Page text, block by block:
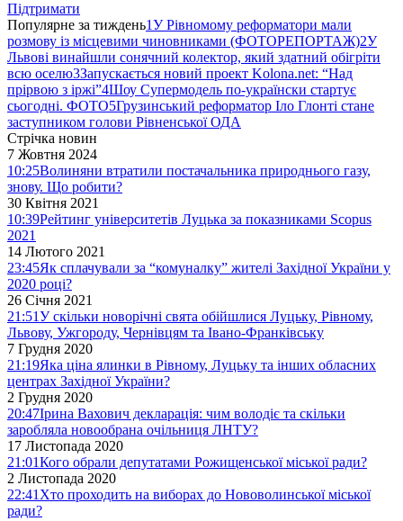
Підтримати
Популярне за тиждень1У Рівномому реформатори мали
розмову із місцевими чиновниками (ФОТОРЕПОРТАЖ)2У
Львові винайшли сонячний колектор, який здатний обігріти
всю оселю3Запускається новий проект Kolona.net: “Над
прірвою з іржі”4Шоу Супермодель по-українски стартує
сьогодні. ФОТО5Грузинський реформатор Іло Глонті стане
заступником голови Рівненської ОДА
Стрічка новин
7 Жовтня 2024
10:25Волиняни втратили постачальника природнього газу,
знову. Що робити?
30 Квітня 2021
10:39Рейтинг університетів Луцька за показниками Scopus
2021
14 Лютого 2021
23:45Як сплачували за “комуналку” жителі Західної України у
2020 році?
26 Січня 2021
21:51У скільки новорічні свята обійшлися Луцьку, Рівному,
Львову, Ужгороду, Чернівцям та Івано-Франківську
7 Грудня 2020
21:19Яка ціна ялинки в Рівному, Луцьку та інших обласних
центрах Західної України?
2 Грудня 2020
20:47Ірина Вахович декларація: чим володіє та скільки
заробляла новообрана очільниця ЛНТУ?
17 Листопада 2020
21:01Кого обрали депутатами Рожищенської міської ради?
2 Листопада 2020
22:41 Хто проходить на виборах до Нововолинської міської
ради?